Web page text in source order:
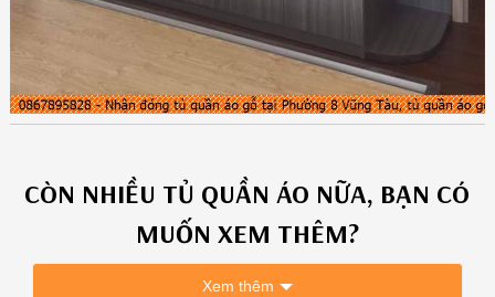
CÒN NHIỀU TỦ QUẦN ÁO NỮA, BẠN CÓ
MUỐN XEM THÊM?
Xem thêm